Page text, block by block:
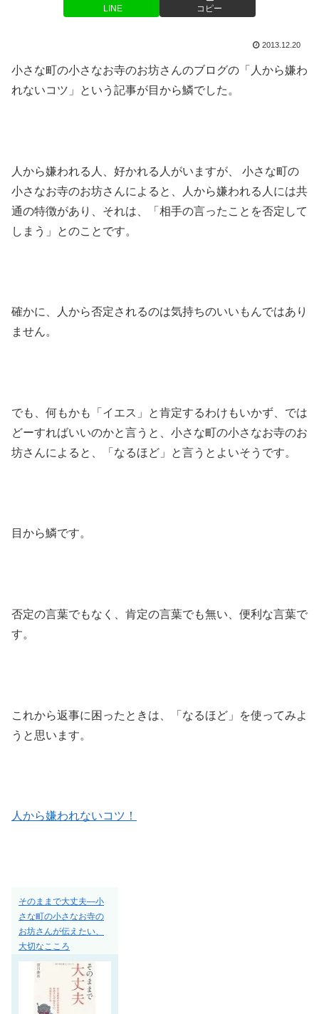
LINE コピー
2013.12.20
小さな町の小さなお寺のお坊さんのブログの「人から嫌わ
れないコツ」という記事が目から鱗でした。
人から嫌われる人、好かれる人がいますが、 小さな町の
小さなお寺のお坊さんによると、人から嫌われる人には共
通の特徴があり、それは、「相手の言ったことを否定して
しまう」とのことです。
確かに、人から否定されるのは気持ちのいいもんではあり
ません。
でも、何もかも「イエス」と肯定するわけもいかず、では
どーすればいいのかと言うと、小さな町の小さなお寺のお
坊さんによると、「なるほど」と言うとよいそうです。
目から鱗です。
否定の言葉でもなく、肯定の言葉でも無い、便利な言葉で
す。
これから返事に困ったときは、「なるほど」を使ってみよ
うと思います。
人から嫌われないコツ！
そのままで大丈夫―小
さな町の小さなお寺の
お坊さんが伝えたい、
大切なこころ